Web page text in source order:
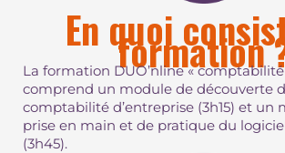
En quoi
formation
La formation DUO’nline «
comprend un module de découverte
comptabilité d’entreprise (3h15) et un
prise en main et de pratique du
(3h45).